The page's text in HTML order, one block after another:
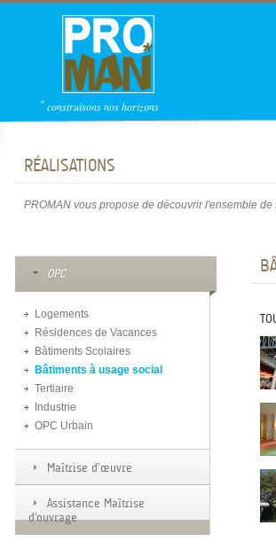
* construisons nos horizons
RÉALISATIONS
PROMAN vous propose de découvrir l'ensemble
OPC
Logements
Résidences de Vacances
Bâtiments Scolaires
Bâtiments à usage social
Tertiaire
Industrie
OPC Urbain
Maîtrise d’œuvre
Assistance Maîtrise
d'ouvrage